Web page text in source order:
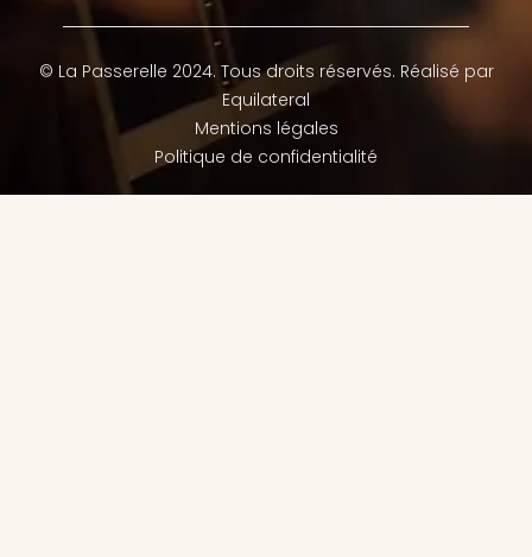
© La Passerelle 2024. Tous droits réservés. Réalisé par
Equilateral
Mentions légales
Politique de confidentialité